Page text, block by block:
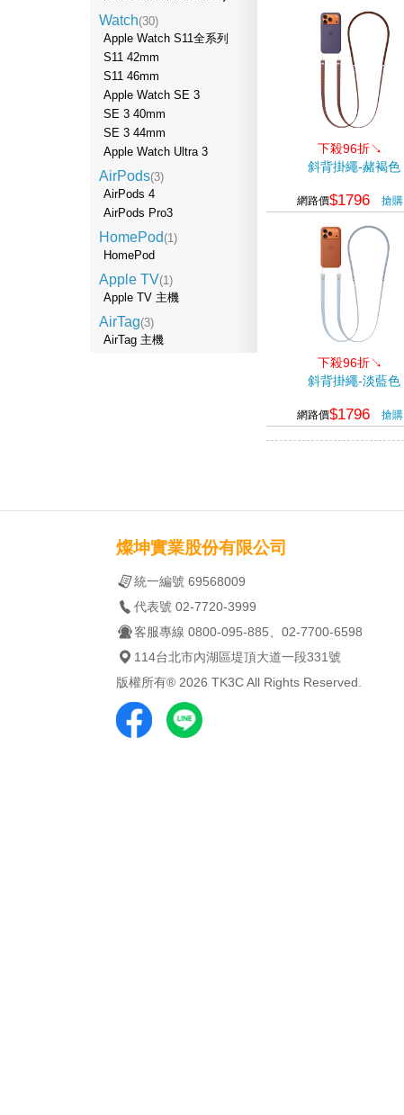
Watch(30)
Apple Watch S11全系列
S11 42mm
S11 46mm
Apple Watch SE 3
SE 3 40mm
SE 3 44mm
Apple Watch Ultra 3
AirPods(3)
AirPods 4
AirPods Pro3
HomePod (1)
HomePod
Apple TV(1)
Apple TV 主機
AirTag(3)
AirTag 主機
下殺96折↘
斜背掛繩-赭褐色
網路價$1796 搶購
下殺96折↘
斜背掛繩-淡藍色
網路價$1796 搶購